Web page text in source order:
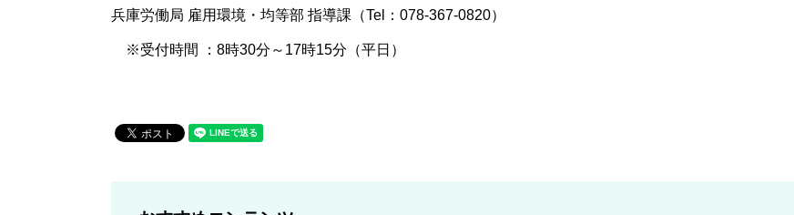
兵庫労働局 雇用環境・均等部 指導課（Tel：078-367-0820）
※受付時間 ：8時30分～17時15分（平日）